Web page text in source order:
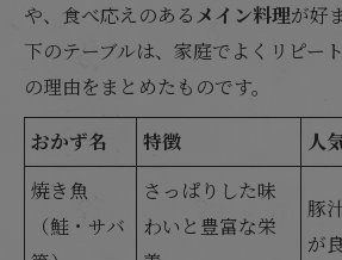
や、食べ応えのある メイン料理が好
下のテーブルは、家庭でよくリピー
の理由をまとめたものです。
おかず名
特徴
人
焼き魚
（鮭・サバ
さっぱりした味
わいと豊富な栄
豚
が